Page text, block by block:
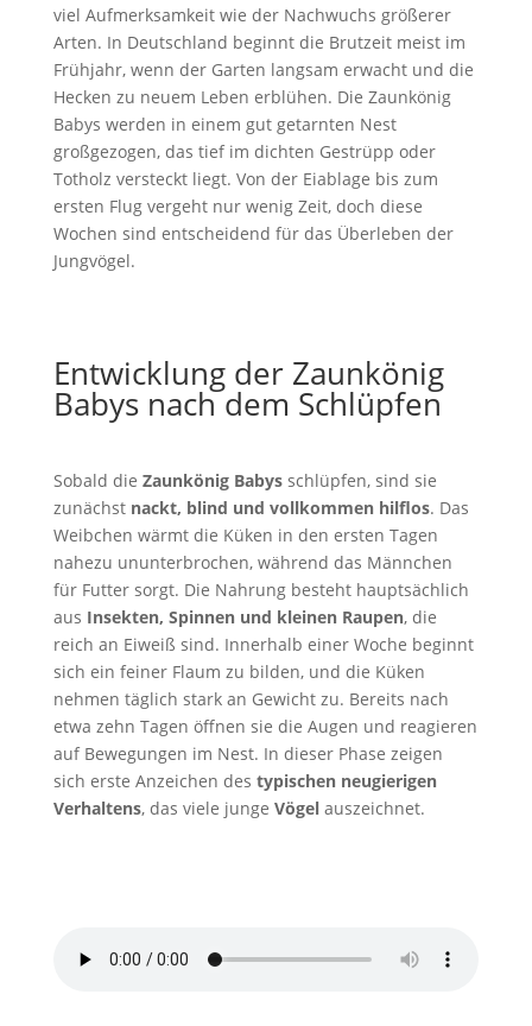
viel Aufmerksamkeit wie der Nachwuchs größerer
Arten. In Deutschland beginnt die Brutzeit meist im
Frühjahr, wenn der Garten langsam erwacht und die
Hecken zu neuem Leben erblühen. Die Zaunkönig
Babys werden in einem gut getarnten Nest
großgezogen, das tief im dichten Gestrüpp oder
Totholz versteckt liegt. Von der Eiablage bis zum
ersten Flug vergeht nur wenig Zeit, doch diese
Wochen sind entscheidend für das Überleben der
Jungvögel.
Entwicklung der Zaunkönig
Babys nach dem Schlüpfen
Sobald die Zaunkönig Babysschlüpfen, sind sie
zunächst nackt, blind und vollkommen hilflos. Das
Weibchen wärmt die Küken in den ersten Tagen
nahezu ununterbrochen, während das Männchen
für Futter sorgt. Die Nahrung besteht hauptsächlich
aus Insekten, Spinnen und kleinen Raupen, die
reich an Eiweiß sind. Innerhalb einer Woche beginnt
sich ein feiner Flaum zu bilden, und die Küken
nehmen täglich stark an Gewicht zu. Bereits nach
etwa zehn Tagen öffnen sie die Augen und reagieren
auf Bewegungen im Nest. In dieser Phase zeigen
sich erste Anzeichen des typischen neugierigen
Verhaltens, das viele junge Vögelauszeichnet.